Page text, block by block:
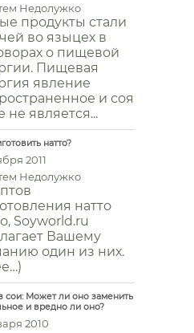
Недолужко
продукты стали
во языцех в
о пищевой
Пищевая
явление
и соя
не является...
натто?
2011
Недолужко
натто
Soyworld.ru
Вашему
один из них.
сои: Может ли оно заменить
и вредно ли оно?
2010